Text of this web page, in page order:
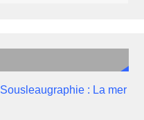
Sousleaugraphie : La mer